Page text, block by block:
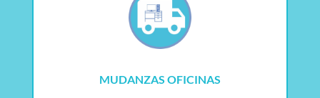
MUDANZAS OFICINAS